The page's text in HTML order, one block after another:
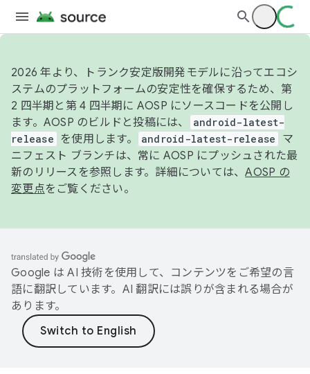
2026 年より、トランク安定版開発モデルに沿ってエコシ
ステムのプラットフォームの安定性を確保するため、第
2 四半期と第 4 四半期に AOSP にソースコードを公開し
ます。AOSP のビルドと投稿には、
android-latest-
release
を使用します。 android-latest-release
マ
ニフェスト ブランチは、常に AOSP にプッシュされた最
新のリリースを参照します。詳細については、AOSP の
変更点をご覧ください。
Google は AI 技術を使用して、コンテンツをご希望の言
語に翻訳しています。AI 翻訳には誤りが含まれる場合が
あります。